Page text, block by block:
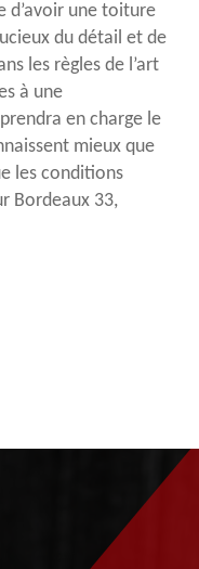
d’avoir une toiture
du détail et de
les règles de l’art
à une
en charge le
mieux que
les conditions
Bordeaux 33,